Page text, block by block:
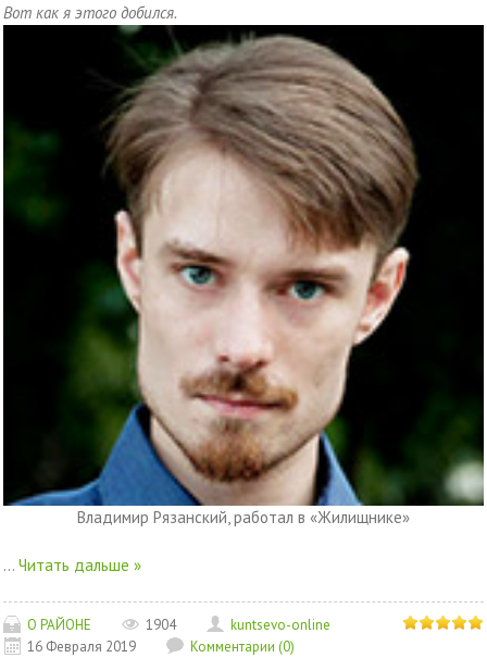
Вот как я этого добился.
Владимир Рязанский, работал в «Жилищнике»
... Читать дальше »
О РАЙОНЕ 1904
kuntsevo-online
16 Февраля 2019
Комментарии (0)